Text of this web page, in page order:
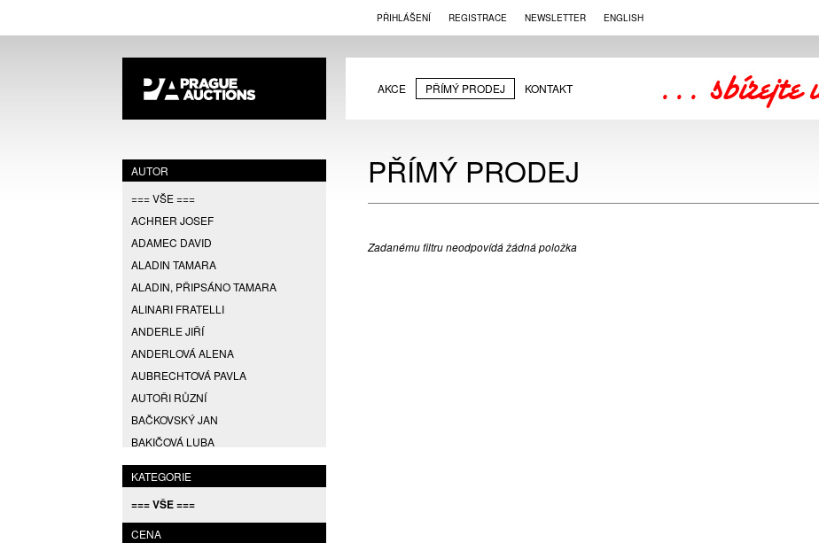
PŘIHLÁŠENÍ REGISTRACE NEWSLETTER ENGLISH
AKCE PŘÍMÝ PRODEJ KONTAKT
AUTOR
=== VŠE ===
ACHRER JOSEF
ADAMEC DAVID
ALADIN TAMARA
ALADIN, PŘIPSÁNO TAMARA
ALINARI FRATELLI
ANDERLE JIŘÍ
ANDERLOVÁ ALENA
AUBRECHTOVÁ PAVLA
AUTOŘI RŮZNÍ
BAČKOVSKÝ JAN
BAKIČOVÁ LUBA
BALCAR JIŘÍ
BALCAR KAREL
BALCAR MARTIN
BALÍČEK PETR
KATEGORIE
=== VŠE ===
CENA
PŘÍMÝ PRODEJ
Zadanému filtru neodpovídá žádná položka